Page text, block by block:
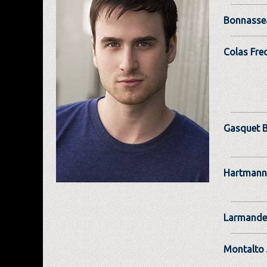
Colas
Gasquet
Montalto